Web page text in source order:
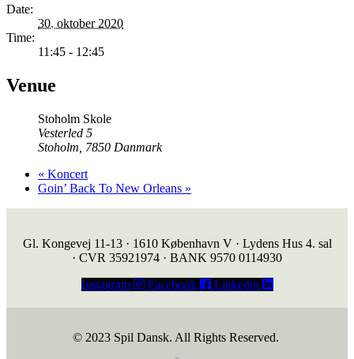
Date:
30. oktober 2020
Time:
11:45 - 12:45
Venue
Stoholm Skole
Vesterled 5
Stoholm 7850 Danmark
« Koncert
Goin’ Back To New Orleans »
Gl. Kongevej 11-13 · 1610 København V · Lydens Hus 4. sal
· CVR 35921974 · BANK 9570 0114930
Instagram
Facebook Linkedin
© 2023 Spil Dansk. All Rights Reserved.